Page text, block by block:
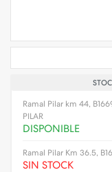
Ramal Pilar km 44,
PILAR
DISPONIBLE
Ramal Pilar Km 36.5,
SIN STOCK